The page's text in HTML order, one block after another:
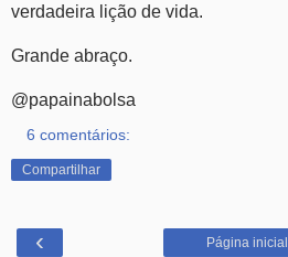
verdadeira lição de vida.
Grande abraço.
@papainabolsa
6 comentários:
Compartilhar
‹ Página inicial